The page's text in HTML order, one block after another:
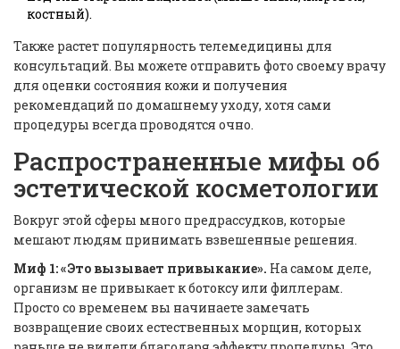
костный).
Также растет популярность телемедицины для
консультаций. Вы можете отправить фото своему врачу
для оценки состояния кожи и получения
рекомендаций по домашнему уходу, хотя сами
процедуры всегда проводятся очно.
Распространенные мифы об
эстетической косметологии
Вокруг этой сферы много предрассудков, которые
мешают людям принимать взвешенные решения.
Миф 1: «Это вызывает привыкание». На самом деле,
организм не привыкает к ботоксу или филлерам.
Просто со временем вы начинаете замечать
возвращение своих естественных морщин, которых